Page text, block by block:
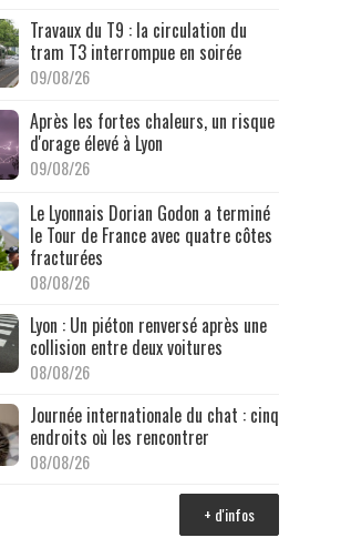
Travaux du T9 : la circulation du
tram T3 interrompue en soirée
09/08/26
Après les fortes chaleurs, un risque
d'orage élevé à Lyon
09/08/26
Le Lyonnais Dorian Godon a terminé
le Tour de France avec quatre côtes
fracturées
08/08/26
Lyon : Un piéton renversé après une
collision entre deux voitures
08/08/26
Journée internationale du chat : cinq
endroits où les rencontrer
08/08/26
+ d'infos